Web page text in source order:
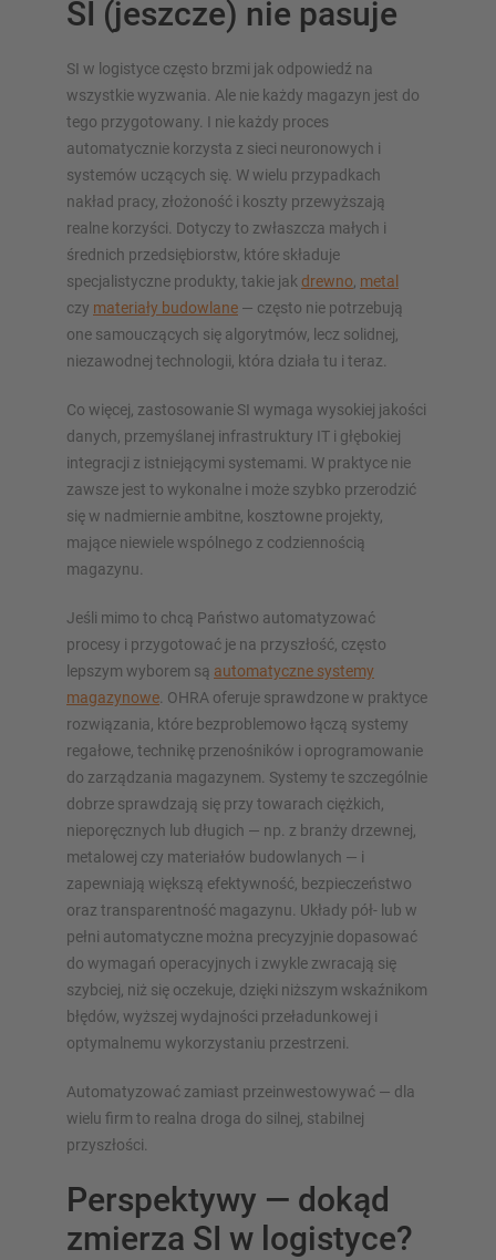
SI (jeszcze) nie pasuje
SI w logistyce często brzmi jak odpowiedź na
wszystkie wyzwania. Ale nie każdy magazyn jest do
tego przygotowany. I nie każdy proces
automatycznie korzysta z sieci neuronowych i
systemów uczących się. W wielu przypadkach
nakład pracy, złożoność i koszty przewyższają
realne korzyści. Dotyczy to zwłaszcza małych i
średnich przedsiębiorstw, które składuje
specjalistyczne produkty, takie jak drewno metal
czy materiały budowlane — często nie potrzebują
one samouczących się algorytmów, lecz solidnej,
niezawodnej technologii, która działa tu i teraz.
Co więcej, zastosowanie SI wymaga wysokiej jakości
danych, przemyślanej infrastruktury IT i głębokiej
integracji z istniejącymi systemami. W praktyce nie
zawsze jest to wykonalne i może szybko przerodzić
się w nadmiernie ambitne, kosztowne projekty,
mające niewiele wspólnego z codziennością
magazynu.
Jeśli mimo to chcą Państwo automatyzować
procesy i przygotować je na przyszłość, często
lepszym wyborem są automatyczne systemy
magazynowe . OHRA oferuje sprawdzone w praktyce
rozwiązania, które bezproblemowo łączą systemy
regałowe, technikę przenośników i oprogramowanie
do zarządzania magazynem. Systemy te szczególnie
dobrze sprawdzają się przy towarach ciężkich,
nieporęcznych lub długich — np. z branży drzewnej,
metalowej czy materiałów budowlanych — i
zapewniają większą efektywność, bezpieczeństwo
oraz transparentność magazynu. Układy pół- lub w
pełni automatyczne można precyzyjnie dopasować
do wymagań operacyjnych i zwykle zwracają się
szybciej, niż się oczekuje, dzięki niższym wskaźnikom
błędów, wyższej wydajności przeładunkowej i
optymalnemu wykorzystaniu przestrzeni.
Automatyzować zamiast przeinwestowywać — dla
wielu firm to realna droga do silnej, stabilnej
przyszłości.
Perspektywy — dokąd
zmierza SI w logistyce?